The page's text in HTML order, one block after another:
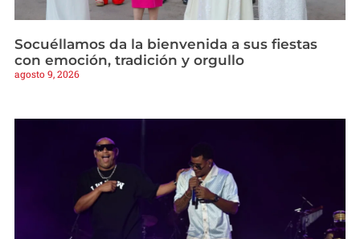
Socuéllamos da la bienvenida a sus fiestas
con emoción, tradición y orgullo
agosto 9, 2026